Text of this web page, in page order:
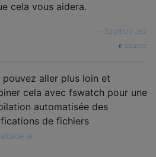
cela vous aidera.
Szymon Jeż
source
pouvez aller plus loin et
cela avec fswatch pour une
automatisée des
de fichiers
le